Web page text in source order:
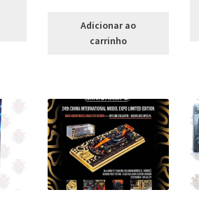
Adicionar ao
carrinho